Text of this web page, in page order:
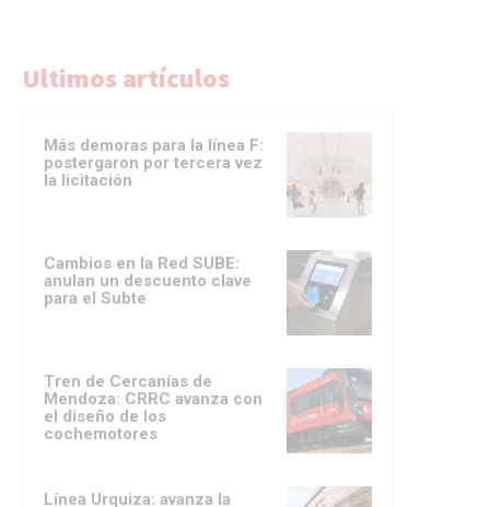
Ultimos artículos
Más demoras para la línea F:
postergaron por tercera vez
la licitación
Cambios en la Red SUBE:
anulan un descuento clave
para el Subte
Tren de Cercanías de
Mendoza: CRRC avanza con
el diseño de los
cochemotores
Línea Urquiza: avanza la